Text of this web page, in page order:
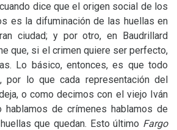
dice que el origen social de los
es la difuminación de las huellas en
ciudad; y por otro, en Baudrillard
que, si el crimen quiere ser perfecto,
Lo básico, entonces, es que todo
por lo que cada representación del
o como decimos con el viejo Iván
hablamos de crímenes hablamos de
que quedan. Esto último Fargo